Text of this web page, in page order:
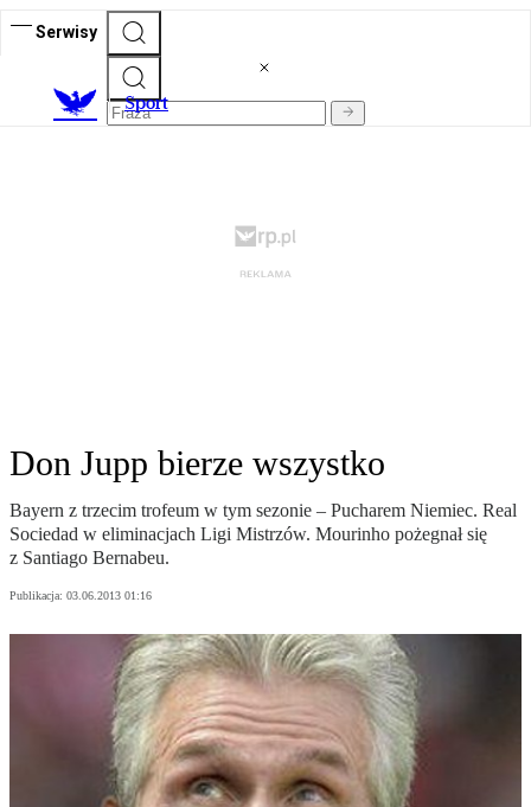
Serwisy
Sport
Don Jupp bierze wszystko
Bayern z trzecim trofeum w tym sezonie – Pucharem Niemiec. Real
Sociedad w eliminacjach Ligi Mistrzów. Mourinho pożegnał się
z Santiago Bernabeu.
Publikacja: 03.06.2013 01:16